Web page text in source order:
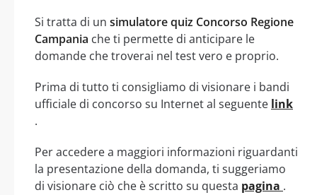
Si tratta di un simulatore quiz Concorso Regione
Campania che ti permette di anticipare le
domande che troverai nel test vero e proprio.
Prima di tutto ti consigliamo di visionare i bandi
ufficiale di concorso su Internet al seguente link
.
Per accedere a maggiori informazioni riguardanti
la presentazione della domanda, ti suggeriamo
di visionare ciò che è scritto su questa pagina .